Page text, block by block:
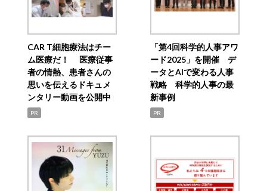
CAR T細胞療法はチー
ム医療だ！ 医療従事
者の情熱、患者さんの
思いを伝えるドキュメ
ンタリー動画を公開中
PR
「第4回科学的人事アワ
ード2025」を開催 デ
ータとAIで変わる人事
戦略 科学的人事の最
新事例
PR